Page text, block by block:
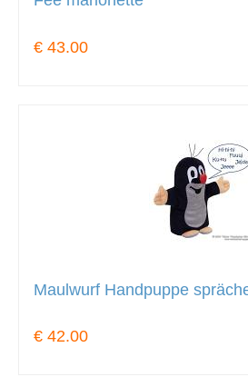
€ 43.00
Maulwurf Handpuppe
€ 42.00